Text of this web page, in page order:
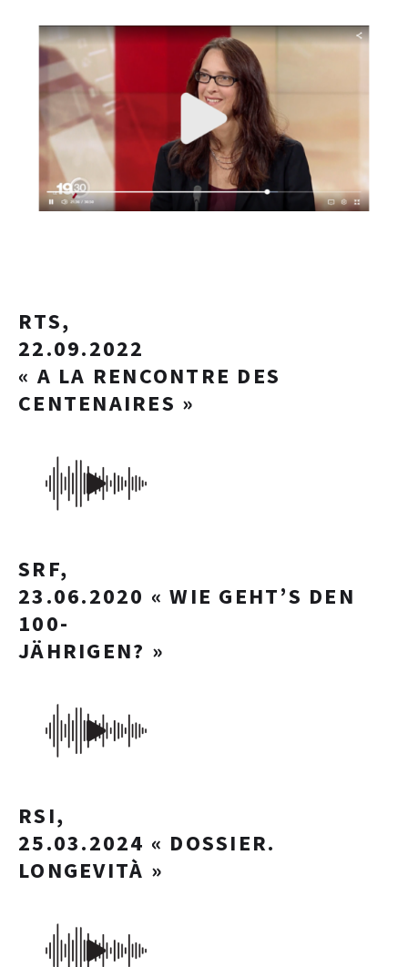
RTS,
22.09.2022
« A LA RENCONTRE DES
CENTENAIRES »
SRF,
23.06.2020 « WIE GEHT’S DEN
100-
JÄHRIGEN? »
RSI,
25.03.2024 « DOSSIER.
LONGEVITÀ »